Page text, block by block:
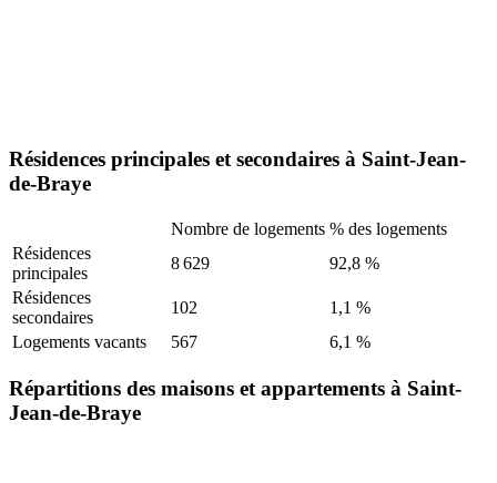
Résidences principales et secondaires à Saint-Jean-
de-Braye
Nombre de logements % des logements
Résidences
principales
8 629
92,8 %
Résidences
secondaires
102
1,1 %
Logements vacants
567 6,1 %
Répartitions des maisons et appartements à Saint-
Jean-de-Braye